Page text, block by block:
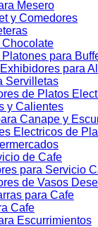
Mesero
y Comedores
Chocolate
para
para
Servilletas
de Platos
y Calientes
Canape y
Electricos de
de Cafe
para Servicio
de Vasos
para Cafe
Cafe
Escurrimientos